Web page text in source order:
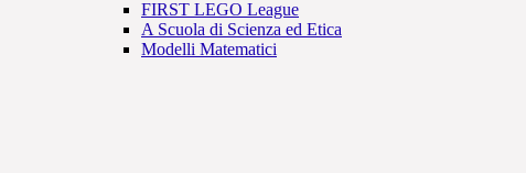
FIRST LEGO League
A Scuola di Scienza ed Etica
Modelli Matematici